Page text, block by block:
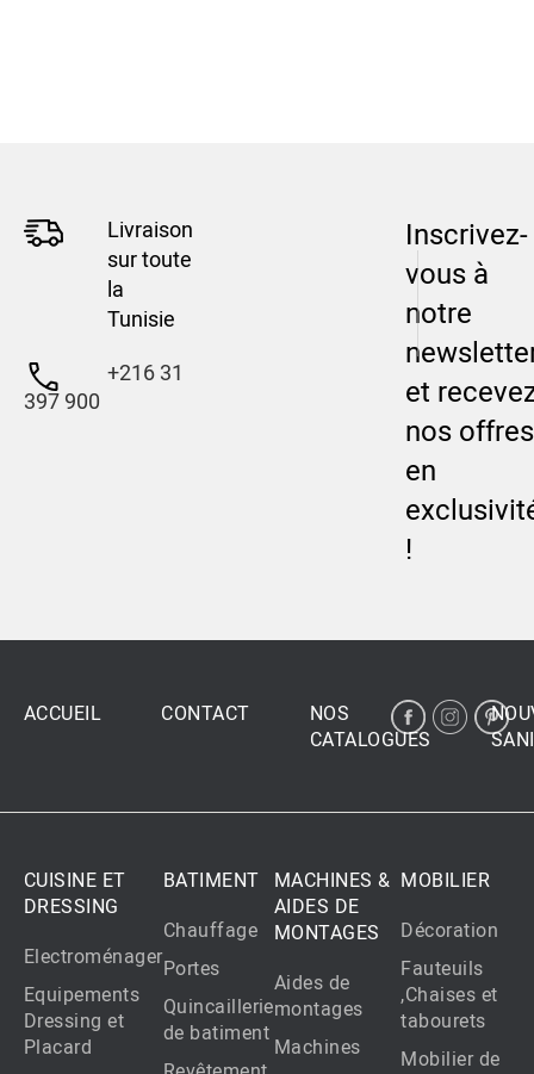
Livraison
sur toute
la
Tunisie
+216 31
397 900
Inscrivez-
vous à
notre
et
nos offres
en
!
ACCUEIL CONTACT
NOS
CATALOGUES
CUISINE ET
DRESSING
Electroménager
Equipements
Dressing et
Placard
BATIMENT
Chauffage
Portes
Quincaillerie
de batiment
MACHINES &
AIDES DE
MONTAGES
Aides de
montages
Machines
MOBILIER
Décoration
Fauteuils
,Chaises et
tabourets
Mobilier de